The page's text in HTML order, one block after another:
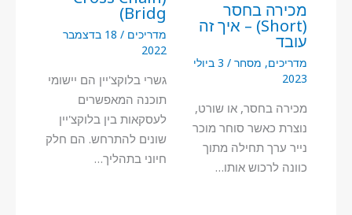
מכירה בחסר
(Short) – איך זה
עובד
מדריכים, מסחר /
3 ביולי
2023
מכירה בחסר, או שורט,
נוצרת כאשר סוחר מוכר
נייר ערך תחילה מתוך
כוונה לרכוש אותו…
Bridg)
מדריכים /
18 בדצמבר
2022
גשרי בלוקצ'יין הם יישומי
תוכנה המאפשרים
לעסקאות בין בלוקצ'יין
שונים להתרחש. הם חלק
חיוני בתהליך…